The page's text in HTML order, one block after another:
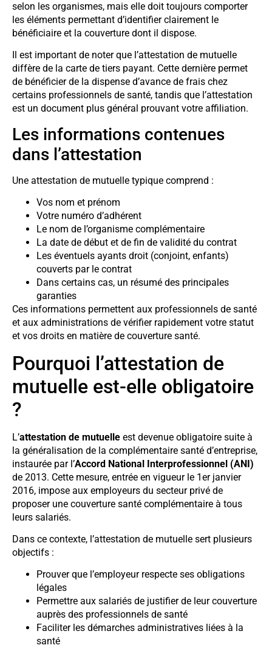
selon les organismes, mais elle doit toujours comporter
les éléments permettant d’identifier clairement le
bénéficiaire et la couverture dont il dispose.
Il est important de noter que l’attestation de mutuelle
diffère de la carte de tiers payant. Cette dernière permet
de bénéficier de la dispense d’avance de frais chez
certains professionnels de santé, tandis que l’attestation
est un document plus général prouvant votre affiliation.
Les informations contenues
dans l’attestation
Une attestation de mutuelle typique comprend :
Vos nom et prénom
Votre numéro d’adhérent
Le nom de l’organisme complémentaire
La date de début et de fin de validité du contrat
Les éventuels ayants droit (conjoint, enfants)
couverts par le contrat
Dans certains cas, un résumé des principales
garanties
Ces informations permettent aux professionnels de santé
et aux administrations de vérifier rapidement votre statut
et vos droits en matière de couverture santé.
Pourquoi l’attestation de
mutuelle est-elle obligatoire
?
L’attestation de mutuelle est devenue obligatoire suite à
la généralisation de la complémentaire santé d’entreprise,
instaurée par l’Accord National Interprofessionnel (ANI)
de 2013. Cette mesure, entrée en vigueur le 1er janvier
2016, impose aux employeurs du secteur privé de
proposer une couverture santé complémentaire à tous
leurs salariés.
Dans ce contexte, l’attestation de mutuelle sert plusieurs
objectifs :
Prouver que l’employeur respecte ses obligations
légales
Permettre aux salariés de justifier de leur couverture
auprès des professionnels de santé
Faciliter les démarches administratives liées à la
santé